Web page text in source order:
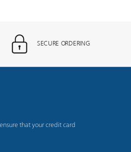
SECURE ORDERING
that your credit card